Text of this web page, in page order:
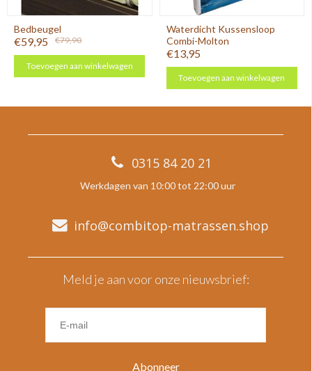
Bedbeugel
€59,95 €79,90
Toevoegen aan winkelwagen
Waterdicht Kussensloop
Combi-Molton
€13,95
Toevoegen aan winkelwagen
0315 84 20 21
Werkdagen van 10:00 tot 22:00 uur
info@combitop-matrassen.shop
Meld je aan voor onze nieuwsbrief:
Abonneer